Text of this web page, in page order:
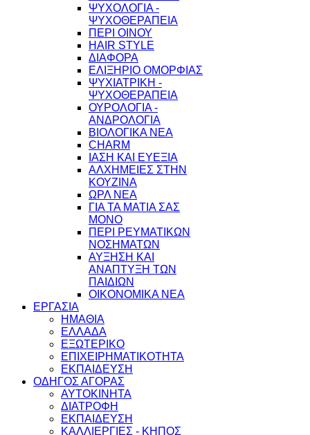
ΨΥΧΟΛΟΓΙΑ -
ΨΥΧΟΘΕΡΑΠΕΙΑ
ΠΕΡΙ ΟΙΝΟΥ
HAIR STYLE
ΔΙΑΦΟΡΑ
ΕΛΙΞΗΡΙΟ ΟΜΟΡΦΙΑΣ
ΨΥΧΙΑΤΡΙΚΗ -
ΨΥΧΟΘΕΡΑΠΕΙΑ
ΟΥΡΟΛΟΓΙΑ -
ΑΝΔΡΟΛΟΓΙΑ
ΒΙΟΛΟΓΙΚΑ ΝΕΑ
CHARM
ΙΑΣΗ ΚΑΙ ΕΥΕΞΙΑ
ΑΛΧΗΜΕΙΕΣ ΣΤΗΝ
ΚΟΥΖΙΝΑ
ΩΡΛ ΝEA
ΓΙΑ ΤΑ ΜΑΤΙΑ ΣΑΣ
ΜΟΝΟ
ΠΕΡΙ ΡΕΥΜΑΤΙΚΩΝ
ΝΟΣΗΜΑΤΩΝ
ΑΥΞΗΣΗ ΚΑΙ
ΑΝΑΠΤΥΞΗ ΤΩΝ
ΠΑΙΔΙΩΝ
ΟΙΚΟΝΟΜΙΚΑ ΝΕΑ
ΕΡΓΑΣΙΑ
ΗΜΑΘΙΑ
ΕΛΛΑΔΑ
ΕΞΩΤΕΡΙΚΟ
ΕΠΙΧΕΙΡΗΜΑΤΙΚΟΤΗΤΑ
ΕΚΠΑΙΔΕΥΣΗ
ΟΔΗΓΟΣ ΑΓΟΡΑΣ
ΑΥΤΟΚΙΝΗΤΑ
ΔΙΑΤΡΟΦΗ
ΕΚΠΑΙΔΕΥΣΗ
ΚΑΛΛΙΕΡΓΙΕΣ - ΚΗΠΟΣ